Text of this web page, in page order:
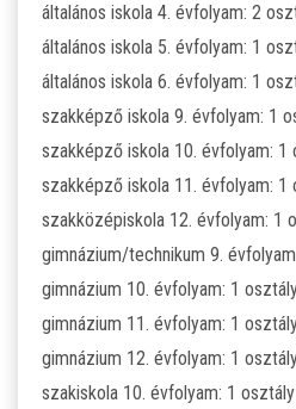
ÁLTALÁNOS
KÖZÉPFOKÚ
SZAKMAI
FELNŐTTOKTATÁS:
INTÉZMÉNYI
KÖZZÉTÉTELI LISTA
általános iskola 4. évfolyam: 2
általános iskola 5. évfolyam: 1
általános iskola 6. évfolyam: 1
szakképző iskola 9. évfolyam: 1
szakképző iskola 10. évfolyam: 1
szakképző iskola 11. évfolyam: 1
szakközépiskola 12. évfolyam: 1
gimnázium/technikum 9.
gimnázium 10. évfolyam: 1
gimnázium 11. évfolyam: 1
gimnázium 12. évfolyam: 1
szakiskola 10. évfolyam: 1 osztály